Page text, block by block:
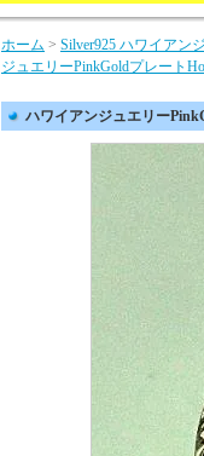
ホーム > Silver925 ハワイアン
ジュエリーPinkGoldプレート
ハワイアンジュエリー